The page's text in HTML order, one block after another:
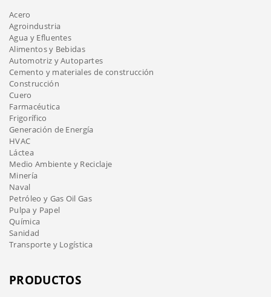
Acero
Agroindustria
Agua y Efluentes
Alimentos y Bebidas
Automotriz y Autopartes
Cemento y materiales de construcción
Construcción
Cuero
Farmacéutica
Frigorífico
Generación de Energía
HVAC
Láctea
Medio Ambiente y Reciclaje
Minería
Naval
Petróleo y Gas Oil Gas
Pulpa y Papel
Química
Sanidad
Transporte y Logística
PRODUCTOS